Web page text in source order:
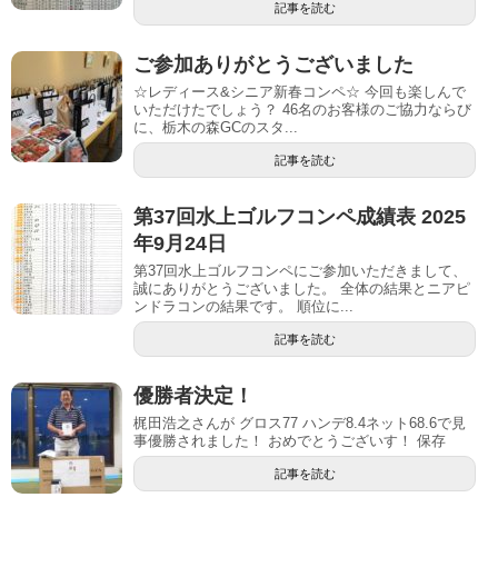
記事を読む
ご参加ありがとうございました
☆レディース&シニア新春コンペ☆ 今回も楽しんで
いただけたでしょう？ 46名のお客様のご協力ならび
に、栃木の森GCのスタ...
記事を読む
第37回水上ゴルフコンペ成績表 2025
年9月24日
第37回水上ゴルフコンペにご参加いただきまして、
誠にありがとうございました。 全体の結果とニアピ
ンドラコンの結果です。 順位に...
記事を読む
優勝者決定！
梶田浩之さんが グロス77 ハンデ8.4ネット68.6で見
事優勝されました！ おめでとうございす！ 保存
記事を読む